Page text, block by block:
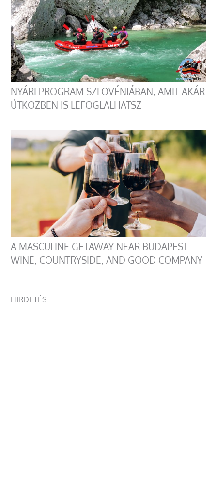
NYÁRI PROGRAM SZLOVÉNIÁBAN, AMIT AKÁR
ÚTKÖZBEN IS LEFOGLALHATSZ
A MASCULINE GETAWAY NEAR BUDAPEST:
WINE, COUNTRYSIDE, AND GOOD COMPANY
HIRDETÉS